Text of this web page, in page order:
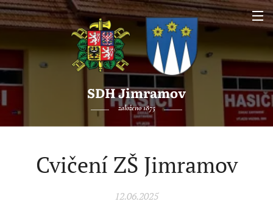
SDH Jimramov
založeno 1875
Cvičení ZŠ Jimramov
12.06.2025